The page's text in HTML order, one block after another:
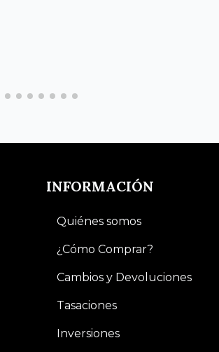
INFORMACIÓN
Quiénes somos
¿Cómo Comprar?
Cambios y Devoluciones
Tasaciones
Inversiones